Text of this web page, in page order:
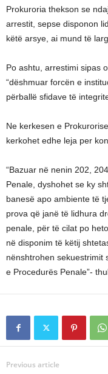
Prokuroria thekson se
arrestit, sepse disponon
këtë arsye, ai mund të
Po ashtu, arrestimi sipas
“dëshmuar forcën e
përballë sfidave të
Ne kerkesen e
kerkohet edhe leja per
“Bazuar në nenin 202,
Penale, dyshohet se ky
banesë apo ambiente të
prova që janë të lidhura
penale, për të cilat po
në disponim të këtij
nënshtrohen sekuestrimit
e Procedurës Penale”-
Previous article